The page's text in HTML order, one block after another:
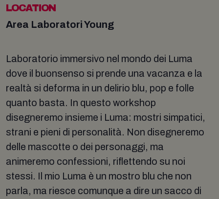
LOCATION
Area Laboratori Young
Laboratorio immersivo nel mondo dei Luma
dove il buonsenso si prende una vacanza e la
realtà si deforma in un delirio blu, pop e folle
quanto basta. In questo workshop
disegneremo insieme i Luma: mostri simpatici,
strani e pieni di personalità. Non disegneremo
delle mascotte o dei personaggi, ma
animeremo confessioni, riflettendo su noi
stessi. Il mio Luma è un mostro blu che non
parla, ma riesce comunque a dire un sacco di